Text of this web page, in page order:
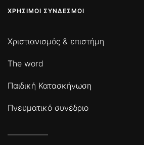
ΧΡΉΣΙΜΟΙ ΣΎΝΔΕΣΜΟΙ
Χριστιανισμός & επιστήμη
The word
Παιδική Κατασκήνωση
Πνευματικό συνέδριο